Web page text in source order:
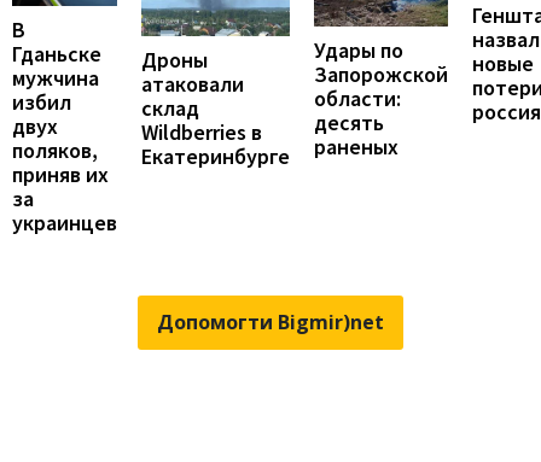
В
Гданьске
мужчина
избил
двух
поляков,
приняв их
за
украинцев
Дроны
атаковали
склад
Wildberries в
Екатеринбурге
Удары по
Запорожской
области:
десять
раненых
назвал
новые
Допомогти Bigmir)net